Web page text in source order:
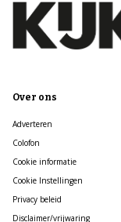
Over ons
Adverteren
Colofon
Cookie informatie
Cookie Instellingen
Privacy beleid
Disclaimer/vrijwaring